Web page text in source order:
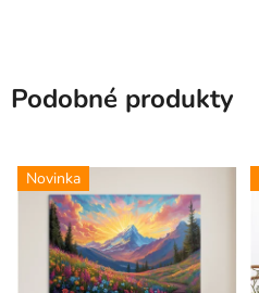
Podobné produkty
Novinka